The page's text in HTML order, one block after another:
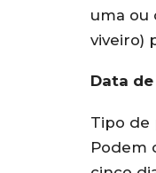
uma ou
viveiro)
Data
Tipo de
Podem